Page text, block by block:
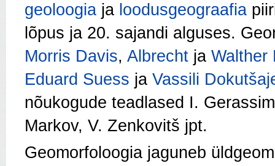
geoloogia ja loodusgeograafia
lõpus ja 20. sajandi alguses.
Morris Davis, Albrecht ja Walther
Eduard Suess ja Vassili
nõukogude teadlased I.
Markov, V. Zenkovitš jpt.
Geomorfoloogia jaguneb